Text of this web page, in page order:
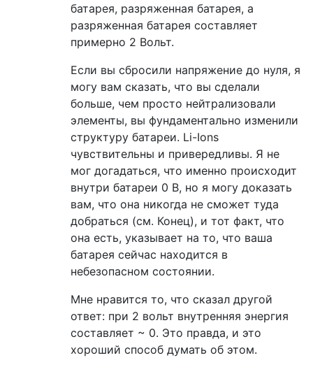
батарея, разряженная батарея, а
разряженная батарея составляет
примерно 2 Вольт.
Если вы сбросили напряжение до нуля, я
могу вам сказать, что вы сделали
больше, чем просто нейтрализовали
элементы, вы фундаментально изменили
структуру батареи. Li-Ions
чувствительны и привередливы. Я не
мог догадаться, что именно происходит
внутри батареи 0 В, но я могу доказать
вам, что она никогда не сможет туда
добраться (см. Конец), и тот факт, что
она есть, указывает на то, что ваша
батарея сейчас находится в
небезопасном состоянии.
Мне нравится то, что сказал другой
ответ: при 2 вольт внутренняя энергия
составляет ~ 0. Это правда, и это
хороший способ думать об этом.